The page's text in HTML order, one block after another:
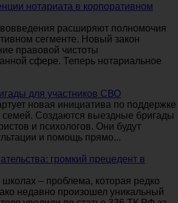
нотариата в корпоративном
расширяют полномочия
сегменте. Новый закон
правовой чистоты
сфере. Теперь нотариальное
для участников СВО
новая инициатива по поддержке
семей. Создаются выездные бригады
и психологов. Они будут
и помощь прямо...
громкий прецедент в
– проблема, которая редко
недавно произошел уникальный